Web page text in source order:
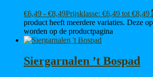
€6,49 - €8,49Prijsklasse: €6,49 tot €8,49
product heeft meerdere variaties. Deze
worden op de productpagina
Siergarnalen ’t Bospad